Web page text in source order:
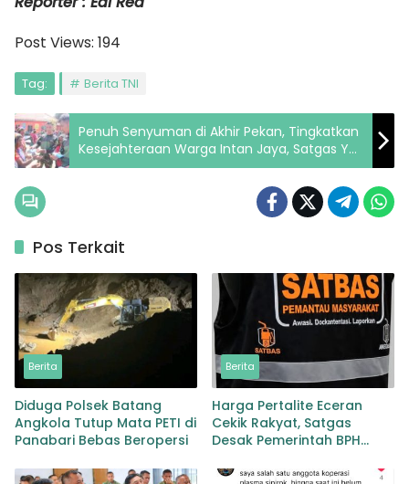
Post Views: 194
Tag: Berita TNI
Penuh Senyuman di Akhir Pekan, Tingkatkan
Kesejahteraan Warga Intan Jaya, Satgas YPR
330 Bagi Bibit Sayuran
Pos Terkait
Berita
Diduga Polsek Batang
Angkola Tutup Mata PETI di
Panabari Bebas Beropersi
Berita
Harga Pertalite Eceran
Cekik Rakyat, Satgas
Desak Pemerintah BPH